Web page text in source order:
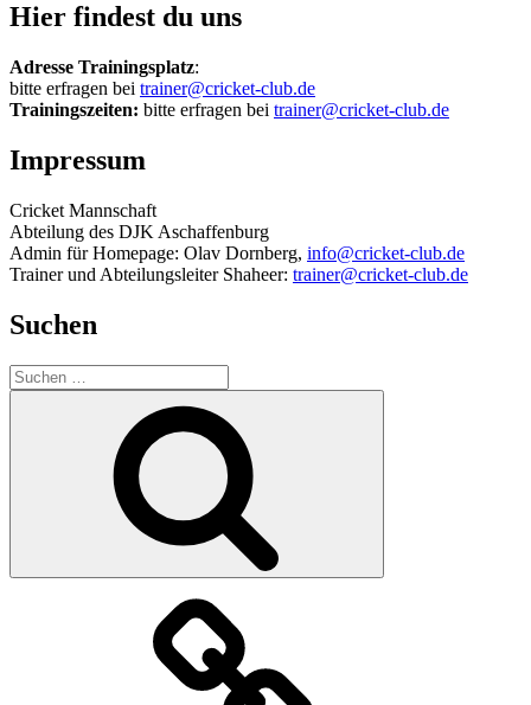
Hier findest du uns
Adresse Trainingsplatz:
bitte erfragen bei trainer@cricket-club.de
Trainingszeiten: bitte erfragen bei trainer@cricket-club.de
Impressum
Cricket Mannschaft
Abteilung des DJK Aschaffenburg
Admin für Homepage: Olav Dornberg, info@cricket-club.de
Trainer und Abteilungsleiter Shaheer: trainer@cricket-club.de
Suchen
Suchen
nach:
Datenschutzerklärung